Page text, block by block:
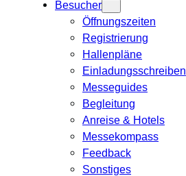
Besucher
Öffnungszeiten
Registrierung
Hallenpläne
Einladungsschreiben
Messeguides
Begleitung
Anreise & Hotels
Messekompass
Feedback
Sonstiges